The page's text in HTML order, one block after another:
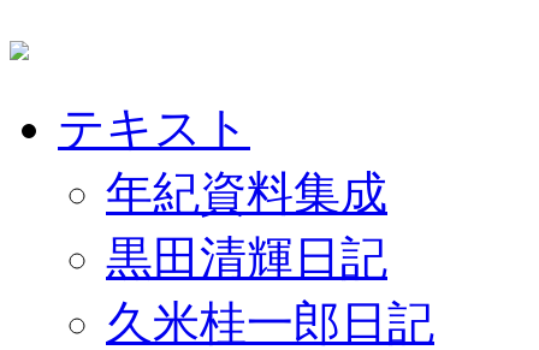
テキスト
年紀資料集成
黒田清輝日記
久米桂一郎日記